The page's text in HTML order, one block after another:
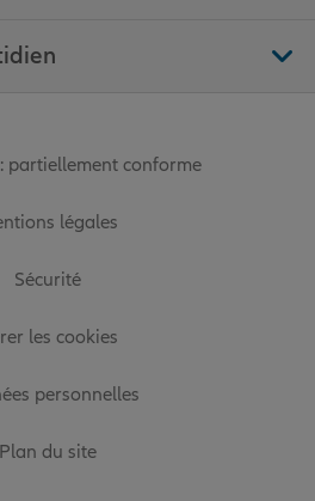
partiellement conforme
légales
Sécurité
les cookies
personnelles
Plan du site